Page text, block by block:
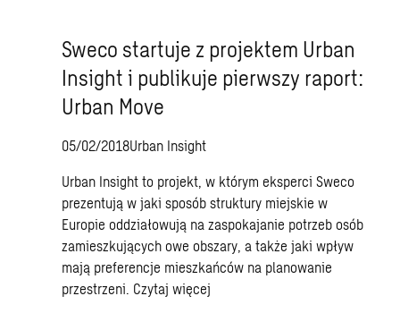
Sweco startuje z projektem Urban
Insight i publikuje pierwszy raport:
Urban Move
05/02/2018Urban Insight
Urban Insight to projekt, w którym eksperci Sweco
prezentują w jaki sposób struktury miejskie w
Europie oddziałowują na zaspokajanie potrzeb osób
zamieszkujących owe obszary, a także jaki wpływ
mają preferencje mieszkańców na planowanie
przestrzeni. Czytaj więcej